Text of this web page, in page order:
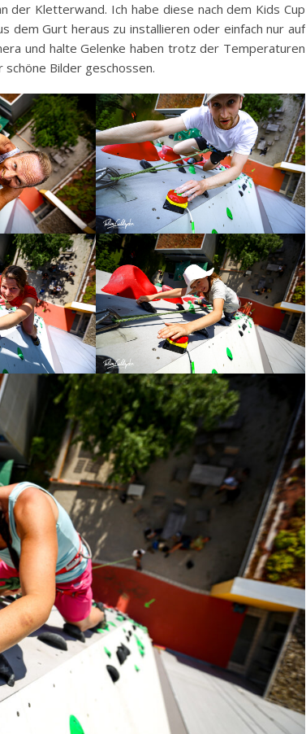
der Kletterwand. Ich habe diese nach dem Kids Cup
dem Gurt heraus zu installieren oder einfach nur auf
und halte Gelenke haben trotz der Temperaturen
Bilder geschossen.